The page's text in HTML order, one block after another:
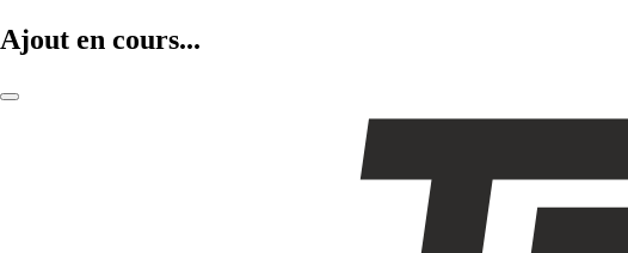
Ajout en cours...